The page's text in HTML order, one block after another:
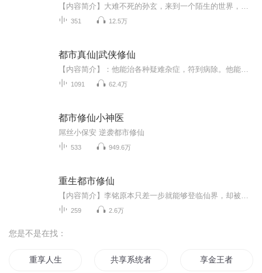
351 12.5万
都市真仙|武侠修仙
1091 62.4万
都市修仙小神医
屌丝小保安 逆袭都市修仙
533 949.6万
重生都市修仙
259 2.6万
您是不是在找：
重享人生 共享系统者 享金王者